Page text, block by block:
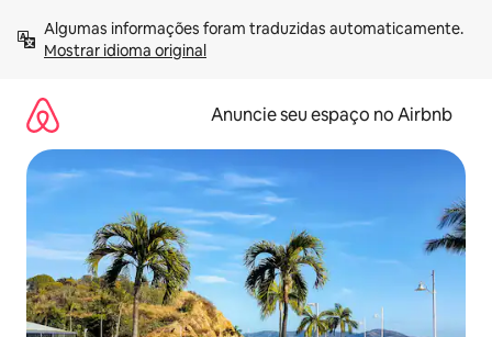
para
Mostrar idioma original
Anuncie seu espaço no Airbnb